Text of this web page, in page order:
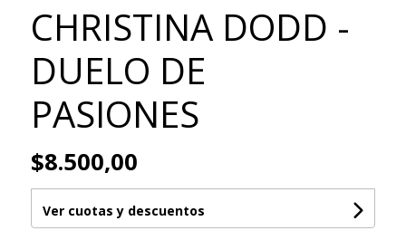
CHRISTINA DODD -
DUELO DE
PASIONES
$8.500,00
Ver cuotas y descuentos